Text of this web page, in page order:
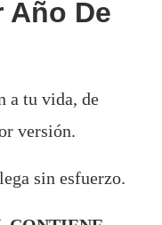
Año De
a tu vida, de
versión.
sin esfuerzo.